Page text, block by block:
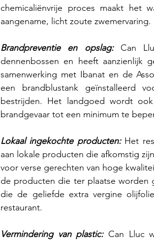
chemicaliënvrije proces maakt
aangename, licht zoute zwemervaring.
Brandpreventie en opslag: Can
dennenbossen en heeft aanzienlijk
samenwerking met Ibanat en de
een brandblustank geïnstalleerd
bestrijden. Het landgoed wordt
brandgevaar tot een minimum te
Lokaal ingekochte producten: Het
aan lokale producten die afkomstig
voor verse gerechten van hoge
de producten die ter plaatse worden
die de geliefde extra vergine
restaurant.
Vermindering van plastic: Can Lluc